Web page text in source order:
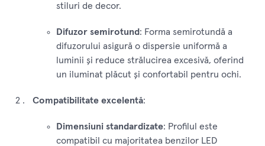
stiluri de decor.
Difuzor semirotund: Forma semirotundă a
difuzorului asigură o dispersie uniformă a
luminii și reduce strălucirea excesivă, oferind
un iluminat plăcut și confortabil pentru ochi.
Compatibilitate excelentă:
Dimensiuni standardizate: Profilul este
compatibil cu majoritatea benzilor LED